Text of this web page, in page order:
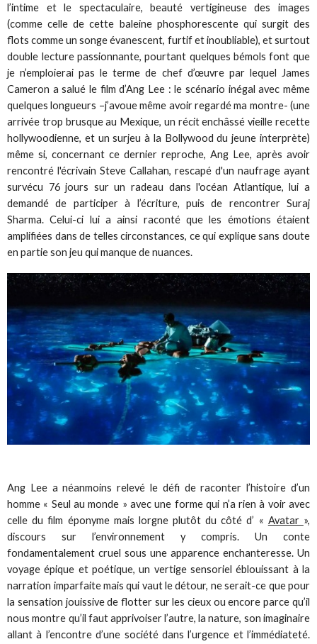
l’intime et le spectaculaire, beauté vertigineuse des images
(comme celle de cette baleine phosphorescente qui surgit des
flots comme un songe évanescent, furtif et inoubliable), et surtout
double lecture passionnante, pourtant quelques bémols font que
je n’emploierai pas le terme de chef d’œuvre par lequel James
Cameron a salué le film d’Ang Lee : le scénario inégal avec même
quelques longueurs –j’avoue même avoir regardé ma montre- (une
arrivée trop brusque au Mexique, un récit enchâssé vieille recette
hollywoodienne, et un surjeu à la Bollywood du jeune interprète)
même si, concernant ce dernier reproche, Ang Lee, après avoir
rencontré l'écrivain Steve Callahan, rescapé d'un naufrage ayant
survécu 76 jours sur un radeau dans l'océan Atlantique, lui a
demandé de participer à l’écriture, puis de rencontrer Suraj
Sharma. Celui-ci lui a ainsi raconté que les émotions étaient
amplifiées dans de telles circonstances, ce qui explique sans doute
en partie son jeu qui manque de nuances.
Ang Lee a néanmoins relevé le défi de raconter l’histoire d’un
homme « Seul au monde » avec une forme qui n’a rien à voir avec
celle du film éponyme mais lorgne plutôt du côté d’ « Avatar »,
discours sur l’environnement y compris. Un conte
fondamentalement cruel sous une apparence enchanteresse. Un
voyage épique et poétique, un vertige sensoriel éblouissant à la
narration imparfaite mais qui vaut le détour, ne serait-ce que pour
la sensation jouissive de flotter sur les cieux ou encore parce qu’il
nous montre qu’il faut apprivoiser l’autre, la nature, son imaginaire
allant à l’encontre d’une société dans l’urgence et l’immédiateté.